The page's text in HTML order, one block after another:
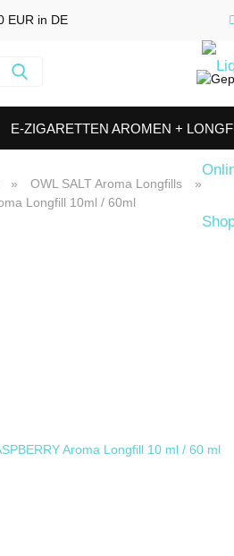
EUR in DE
E-ZIGARETTEN AROMEN +
VERDAMPFER & COILS
» OWL SALT Aroma Longfills
»
Longfill 10ml / 60ml